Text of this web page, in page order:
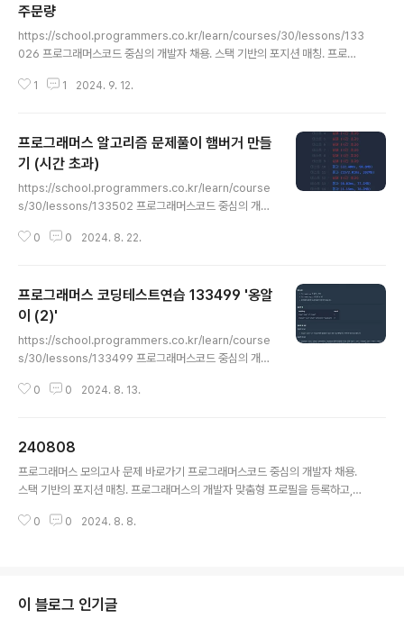
주문량
https://school.programmers.co.kr/learn/courses/30/lessons/133
026 프로그래머스코드 중심의 개발자 채용. 스택 기반의 포지션 매칭. 프로그
을 매칭 받으세요.programmers.co.kr SELECT I.INGREDIENT_TYPE,
Y I.INGREDIENT_TYPEORDER BY 2
1 1 2024. 9. 12.
프로그래머스 알고리즘 문제풀이 햄버거 만들
기 (시간 초과)
https://school.programmers.co.kr/learn/course
s/30/lessons/133502 프로그래머스코드 중심의 개발
맞춤형 프로필을 등록하고, 나와 기술 궁합이 잘 맞는 기업
시간초과class Solution { public int solution(int[] in
gredient) { int answer = 0; StringBuilder sb = ne
w StringBuilder(); for(int n : ingredient) { sb.appe
nd..
0 0 2024. 8. 22.
프로그래머스 코딩테스트연습 133499 '옹알
이 (2)'
https://school.programmers.co.kr/learn/course
s/30/lessons/133499 프로그래머스코드 중심의 개발
맞춤형 프로필을 등록하고, 나와 기술 궁합이 잘 맞는 기업
는 아직 "aya", "ye", "woo", "ma" 네 가지 발음과 네 가
지 발음을 조합해서 만들 수 있는 발음밖에 하지 못하고 연
속해서 같은 발음을 하는 것을 어려워합니다. 문자열 배
가 발음할 수 있는 단어의 개수를 return하도록 solutio
0 0 2024. 8. 13.
240808
프로그래머스 모의고사 문제 바로가기 프로그래머스코드 중심의 개발자 채용.
스택 기반의 포지션 매칭. 프로그래머스의 개발자 맞춤형 프로필을 등록하고,
은 문제 해결을 목표로 하고좀 더 효율적인 코드는 이 후에 생각하는 방식으로
{1, 2, 3, 4, 5}; int[] stu2 ..
0 0 2024. 8. 8.
이 블로그 인기글